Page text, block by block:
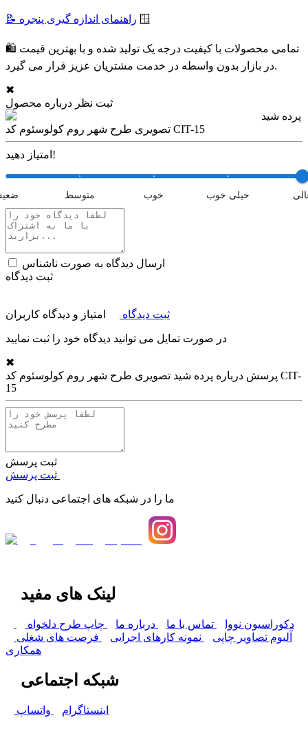
📝 راهنمای اندازه گیری پنجره 🪟
🛍 تمامی محصولات با کیفیت درجه یک تولید شده و با بهترین قیمت
در بازار بدون واسطه در خدمت مشتریان عزیز قرار می گیرد.
✖
ثبت نظر درباره محصول
پرده شید
تصویری طرح شهر روم کولوسئوم کد CIT-15
امتیاز دهید!
متوسط خوب خیلی خوب
ارسال دیدگاه به صورت ناشناس
ثبت دیدگاه
ثبت دیدگاه امتیاز و دیدگاه کاربران
در صورت تمایل می توانید دیدگاه خود را ثبت نمایید
✖
پرسش درباره پرده شید تصویری طرح شهر روم کولوسئوم کد CIT-
15
ثبت پرسش
ما را در شبکه های اجتماعی دنبال کنید
لینک های مفید
دکوراسیون نووا تماس با ما درباره ما
چاپ طرح دلخواه
آلبوم تصاویر چاپی
نمونه کارهای اجرایی
فرصت های شغلی
همکاری
شبکه اجتماعی
اینستاگرام واتساپ